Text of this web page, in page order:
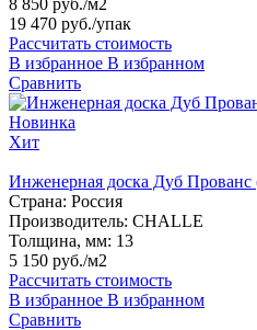
19 470 руб./упак
Рассчитать стоимость
В избранное В избранном
Сравнить
Новинка
Хит
Инженерная доска Дуб Прованс
Страна: Россия
Производитель: CHALLE
Толщина, мм: 13
5 150 руб./м2
Рассчитать стоимость
В избранное В избранном
Сравнить